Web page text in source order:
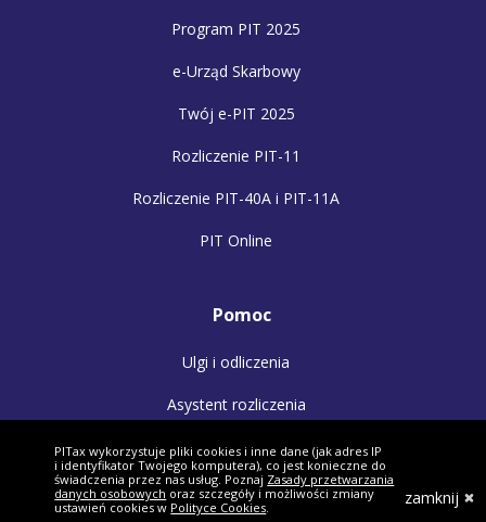
Program PIT 2025
e-Urząd Skarbowy
Twój e-PIT 2025
Rozliczenie PIT-11
Rozliczenie PIT-40A i PIT-11A
PIT Online
Pomoc
Ulgi i odliczenia
Asystent rozliczenia
Dlaczego my?
Jak podpisać PIT?
PITax wykorzystuje pliki cookies i inne dane (jak adres IP
i identyfikator Twojego komputera), co jest konieczne do
świadczenia przez nas usług. Poznaj Zasady przetwarzania
danych osobowych oraz szczegóły i możliwości zmiany
ustawień cookies w Polityce Cookies. zamknij